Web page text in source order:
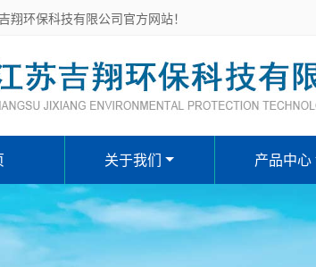
翔环保科技有限公司官方网站！
关于我们 产品中心